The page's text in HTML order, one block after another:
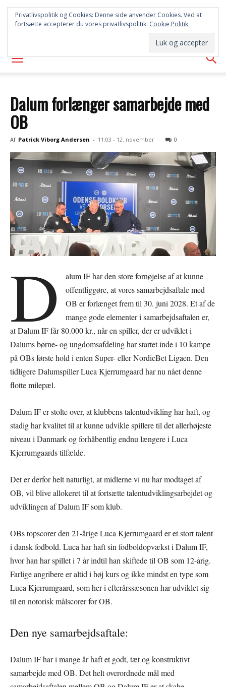
SYD
AVISEN
Dalum forlænger samarbejde med
OB
Af Patrick Viborg Andersen - 11:03 - 12. november 0
D
alum IF har den store fornøjelse af at kunne
offentliggøre, at vores samarbejdsaftale med
OB er forlænget frem til 30. juni 2028. Et af de
mange gode elementer i samarbejdsaftalen er,
at Dalum IF får 80.000 kr., når en spiller, der er udviklet i
Dalums børne- og ungdomsafdeling har startet inde i 10 kampe
på OBs første hold i enten Super- eller NordicBet Ligaen. Den
tidligere Dalumspiller Luca Kjerrumgaard har nu nået denne
flotte milepæl.
Dalum IF er stolte over, at klubbens talentudvikling har haft, og
stadig har kvalitet til at kunne udvikle spillere til det allerhøjeste
niveau i Danmark og forhåbentlig endnu længere i Luca
Kjerrumgaards tilfælde.
Det er derfor helt naturligt, at midlerne vi nu har modtaget af
OB, vil blive allokeret til at fortsætte talentudviklingsarbejdet og
udviklingen af Dalum IF som klub.
OBs topscorer den 21-årige Luca Kjerrumgaard er et stort talent
i dansk fodbold. Luca har haft sin fodboldopvækst i Dalum IF,
hvor han har spillet i 7 år indtil han skiftede til OB som 12-årig.
Farlige angribere er altid i høj kurs og ikke mindst en type som
Luca Kjerrumgaard, som her i efterårssæsonen har udviklet sig
til en notorisk målscorer for OB.
Den nye samarbejdsaftale:
Dalum IF har i mange år haft et godt, tæt og konstruktivt
samarbejde med OB. Det helt overordnede mål med
Privatlivspolitik og Cookies: Denne side anvender Cookies. Ved at
fortsætte accepterer du vores privatlivspolitik. Cookie Politik